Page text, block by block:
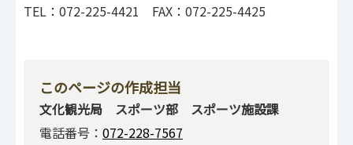
TEL：072-225-4421 FAX：072-225-4425
このページの作成担当
文化観光局 スポーツ部 スポーツ施設課
電話番号： 072-228-7567